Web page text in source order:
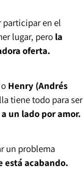
participar en el
lugar, pero la
oferta.
Henry (Andrés
tiene todo para ser
un lado por amor.
un problema
está acabando.